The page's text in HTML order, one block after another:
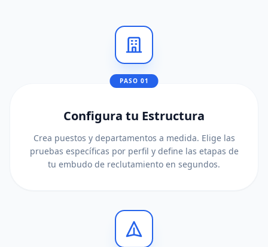
PASO 01
Configura tu Estructura
Crea puestos y departamentos a medida. Elige las
pruebas específicas por perfil y define las etapas de
tu embudo de reclutamiento en segundos.